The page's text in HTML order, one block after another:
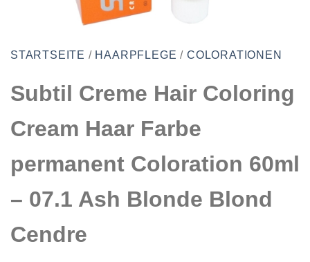
STARTSEITE / HAARPFLEGE / COLORATIONEN
Subtil Creme Hair Coloring
Cream Haar Farbe
permanent Coloration 60ml
– 07.1 Ash Blonde Blond
Cendre